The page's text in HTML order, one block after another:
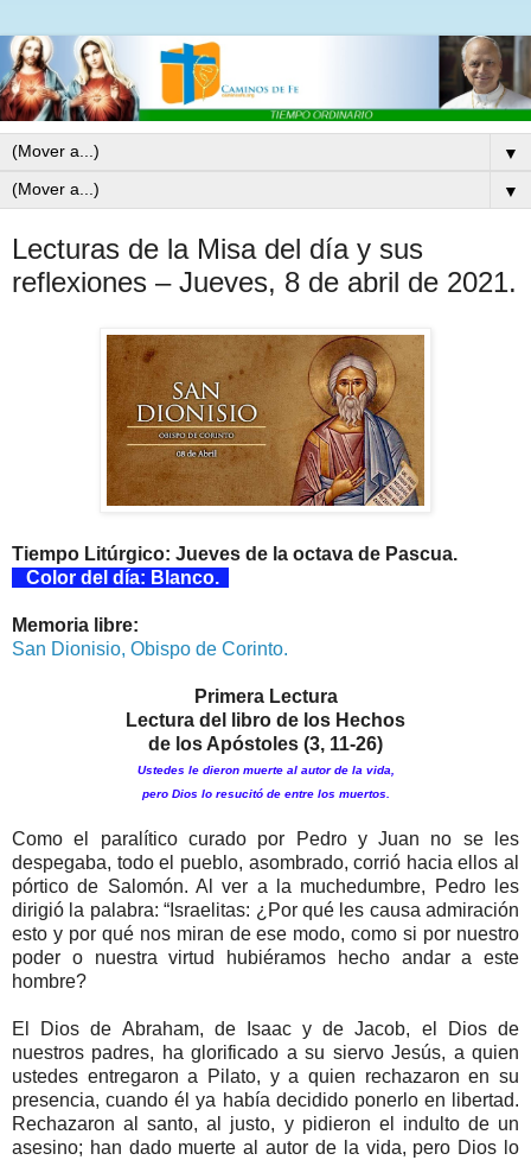
▼
▼
Lecturas de la Misa del día y sus
reflexiones – Jueves, 8 de abril de 2021.
Tiempo Litúrgico: Jueves de la octava de Pascua.
Color del día: Blanco.
Memoria libre:
San Dionisio, Obispo de Corinto.
Primera Lectura
Lectura del libro de los Hechos
de los Apóstoles (3, 11-26)
Ustedes le dieron muerte al autor de la vida,
pero Dios lo resucitó de entre los muertos.
Como el paralítico curado por Pedro y Juan no se les
despegaba, todo el pueblo, asombrado, corrió hacia ellos al
pórtico de Salomón. Al ver a la muchedumbre, Pedro les
dirigió la palabra: “Israelitas: ¿Por qué les causa admiración
esto y por qué nos miran de ese modo, como si por nuestro
poder o nuestra virtud hubiéramos hecho andar a este
hombre?
El Dios de Abraham, de Isaac y de Jacob, el Dios de
nuestros padres, ha glorificado a su siervo Jesús, a quien
ustedes entregaron a Pilato, y a quien rechazaron en su
presencia, cuando él ya había decidido ponerlo en libertad.
Rechazaron al santo, al justo, y pidieron el indulto de un
asesino; han dado muerte al autor de la vida, pero Dios lo